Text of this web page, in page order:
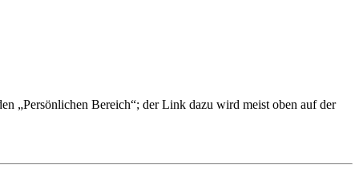
„Persönlichen Bereich“; der Link dazu wird meist oben auf der